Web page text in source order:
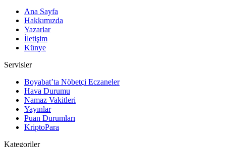
Ana Sayfa
Hakkımızda
Yazarlar
İletişim
Künye
Servisler
Boyabat’ta Nöbetçi Eczaneler
Hava Durumu
Namaz Vakitleri
Yayınlar
Puan Durumları
KriptoPara
Kategoriler